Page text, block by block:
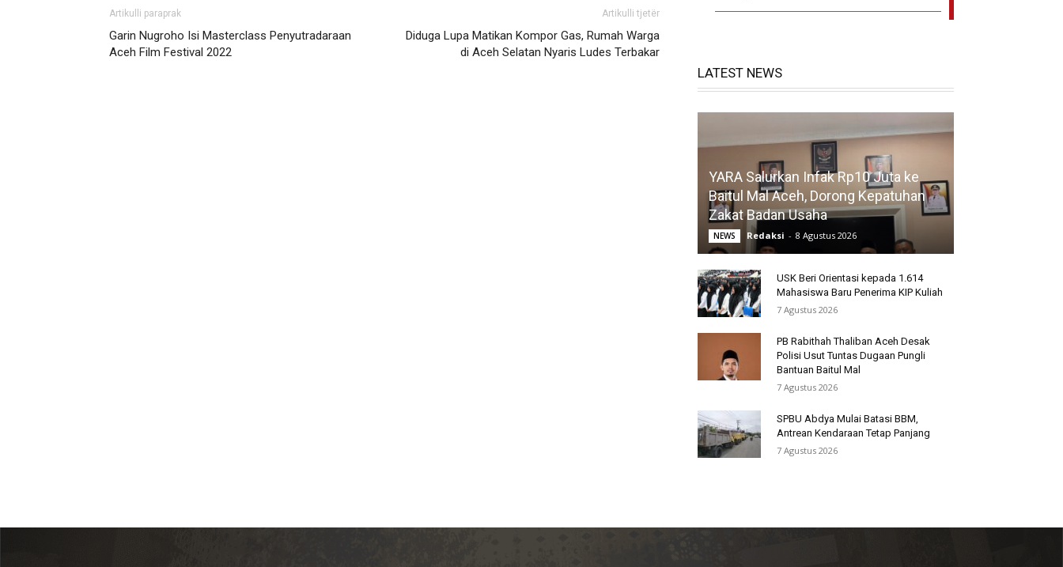
Artikulli paraprak
Garin Nugroho Isi Masterclass Penyutradaraan
Aceh Film Festival 2022
Artikulli tjetër
Diduga Lupa Matikan Kompor Gas, Rumah Warga
di Aceh Selatan Nyaris Ludes Terbakar
LATEST NEWS
YARA Salurkan Infak Rp10 Juta ke
Baitul Mal Aceh, Dorong Kepatuhan
Zakat Badan Usaha
NEWS Redaksi - 8 Agustus 2026
USK Beri Orientasi kepada 1.614
Mahasiswa Baru Penerima KIP Kuliah
7 Agustus 2026
PB Rabithah Thaliban Aceh Desak
Polisi Usut Tuntas Dugaan Pungli
Bantuan Baitul Mal
7 Agustus 2026
SPBU Abdya Mulai Batasi BBM,
Antrean Kendaraan Tetap Panjang
7 Agustus 2026